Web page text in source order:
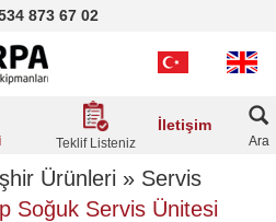
873 67 02
Teklif Listeniz
İletişim
Ara
Ürünleri » Servis
Soğuk Servis Ünitesi